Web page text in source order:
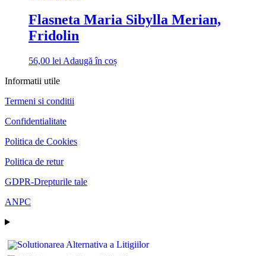
Flasneta Maria Sibylla Merian,
Fridolin
56,00 lei Adaugă în coș
Informatii utile
Termeni si conditii
Confidentialitate
Politica de Cookies
Politica de retur
GDPR-Drepturile tale
ANPC